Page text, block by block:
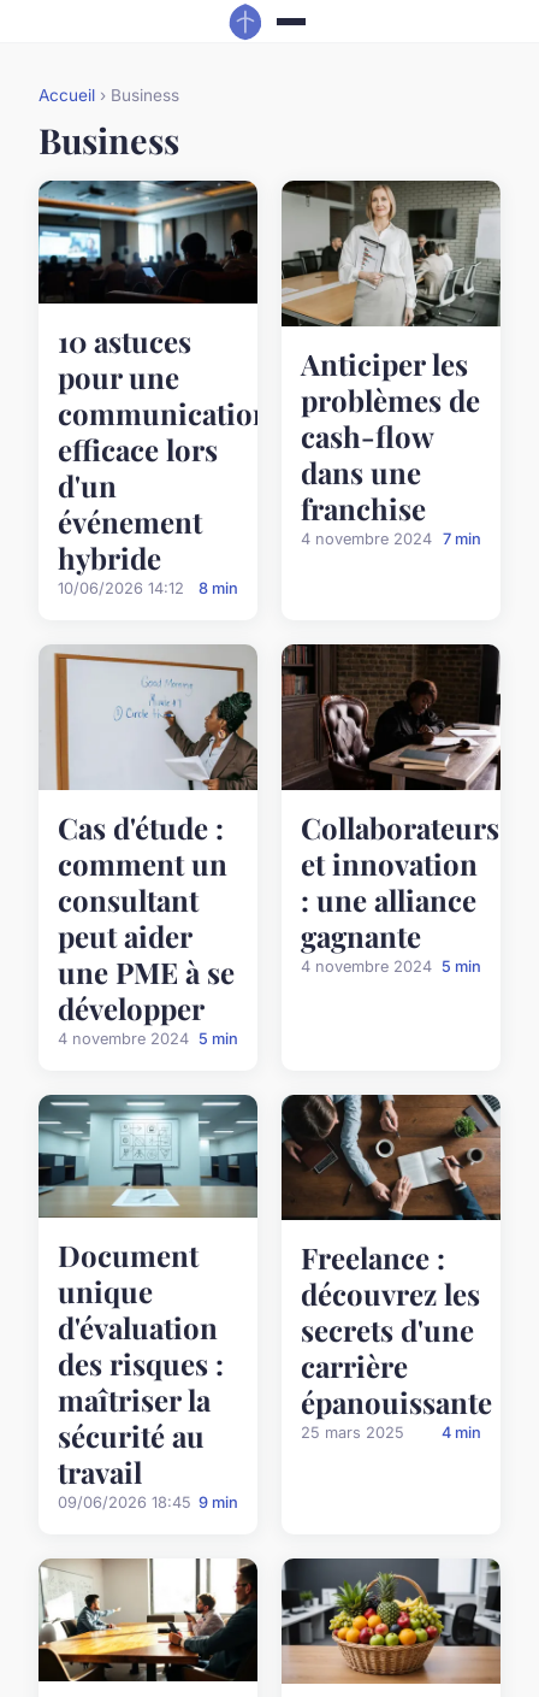
Accueil › Business
Business
10 astuces
pour une
communication
efficace lors
d'un
événement
hybride
10/06/2026 14:12 8 min
Anticiper les
problèmes de
cash-flow
dans une
franchise
4 novembre 2024 7 min
Cas d'étude :
comment un
consultant
peut aider
une PME à se
développer
4 novembre 2024 5 min
Collaborateurs
et innovation
: une alliance
gagnante
4 novembre 2024 5 min
Document
unique
d'évaluation
des risques :
maîtriser la
sécurité au
travail
09/06/2026 18:45 9 min
Freelance :
découvrez les
secrets d'une
carrière
épanouissante
25 mars 2025 4 min